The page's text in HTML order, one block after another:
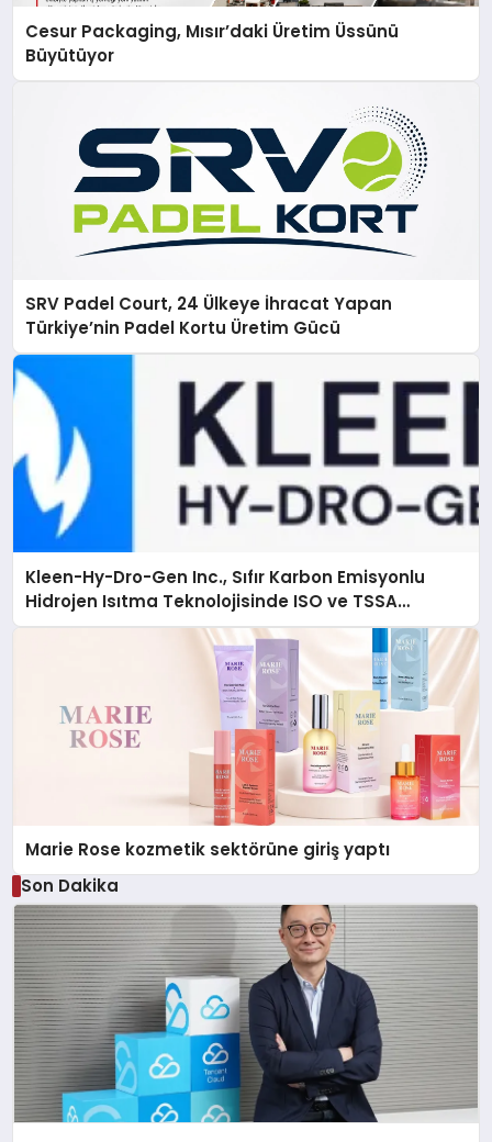
Cesur Packaging, Mısır’daki Üretim Üssünü
Büyütüyor
SRV Padel Court, 24 Ülkeye İhracat Yapan
Türkiye’nin Padel Kortu Üretim Gücü
Kleen-Hy-Dro-Gen Inc., Sıfır Karbon Emisyonlu
Hidrojen Isıtma Teknolojisinde ISO ve TSSA
Düzenleyici Onaylarını Aldı
Marie Rose kozmetik sektörüne giriş yaptı
Son Dakika